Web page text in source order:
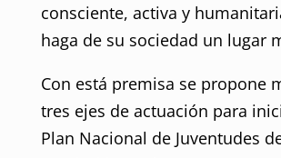
consciente, activa y
haga de su sociedad un lugar
Con está premisa se propone
tres ejes de actuación para
Plan Nacional de Juventudes